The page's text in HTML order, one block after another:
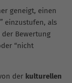
geneigt, einen
einzustufen, als
der Bewertung
“nicht
der kulturellen